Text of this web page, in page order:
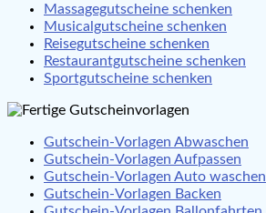
Massagegutscheine schenken
Musicalgutscheine schenken
Reisegutscheine schenken
Restaurantgutscheine schenken
Sportgutscheine schenken
Gutschein-Vorlagen Abwaschen
Gutschein-Vorlagen Aufpassen
Gutschein-Vorlagen Auto waschen
Gutschein-Vorlagen Backen